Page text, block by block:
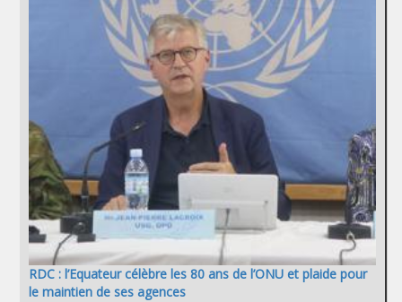
RDC : l’Equateur célèbre les 80 ans de l’ONU et plaide pour
le maintien de ses agences